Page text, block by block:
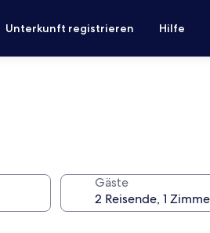
Unterkunft registrieren Hilfe
Gäste